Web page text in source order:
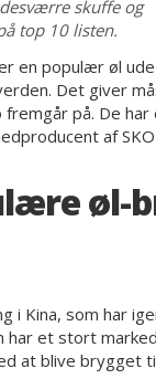
skuffe og
top 10 listen.
en populær øl
Det giver
fremgår på. De
af
øl-
i Kina, som har
har et stort
at blive brygget